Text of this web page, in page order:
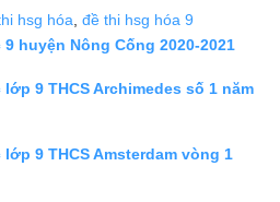
hsg hóa đề thi hsg hóa 9
huyện Nông Cống 2020-2021
9 THCS Archimedes số 1 năm
9 THCS Amsterdam vòng 1